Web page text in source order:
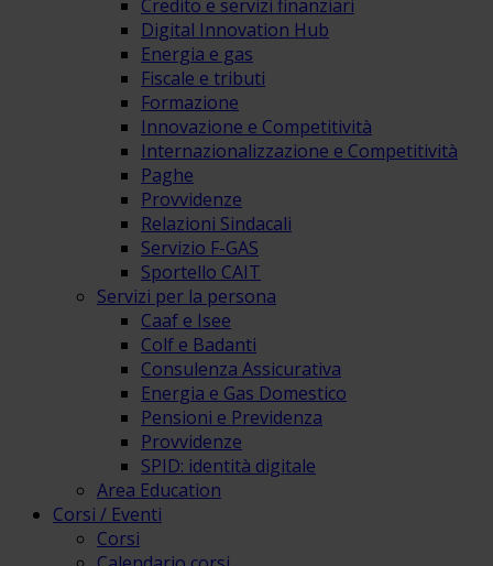
Credito e servizi finanziari
Digital Innovation Hub
Energia e gas
Fiscale e tributi
Formazione
Innovazione e Competitività
Internazionalizzazione e Competitività
Paghe
Provvidenze
Relazioni Sindacali
Servizio F-GAS
Sportello CAIT
Servizi per la persona
Caaf e Isee
Colf e Badanti
Consulenza Assicurativa
Energia e Gas Domestico
Pensioni e Previdenza
Provvidenze
SPID: identità digitale
Area Education
Corsi / Eventi
Corsi